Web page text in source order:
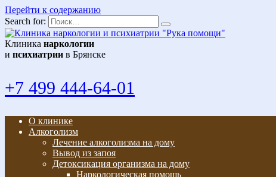
Перейти к содержанию
Search for:
Клиника наркологии
и психиатрии в Брянске
+7 499 444-64-01
О клинике
Алкоголизм
Лечение алкоголизма на дому
Вывод из запоя
Детоксикация организма на дому
Наркологическая помощь